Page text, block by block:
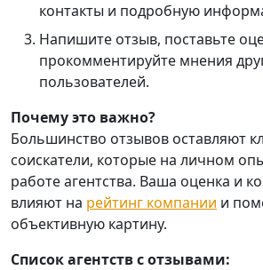
контакты и подробную
Напишите отзыв, поставьте
прокомментируйте мнения
пользователей.
Почему это важно?
Большинство отзывов оставляют
соискатели, которые на личном
работе агентства. Ваша оценка и
влияют на рейтинг компании и
объективную картину.
Список агентств с отзывами: